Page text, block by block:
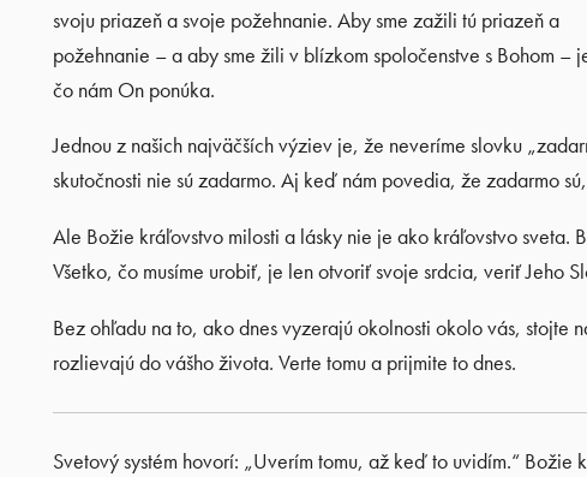
svoju priazeň a svoje požehnanie. Aby sme zažili tú priazeň a
požehnanie – a aby sme žili v blízkom spoločenstve s Bohom
čo nám On ponúka.
Jednou z našich najväčších výziev je, že neveríme slovku
skutočnosti nie sú zadarmo. Aj keď nám povedia, že zadarmo
Ale Božie kráľovstvo milosti a lásky nie je ako kráľovstvo sveta.
Všetko, čo musíme urobiť, je len otvoriť svoje srdcia, veriť Jeho
Bez ohľadu na to, ako dnes vyzerajú okolnosti okolo vás, stojte
rozlievajú do vášho života. Verte tomu a prijmite to dnes.
Svetový systém hovorí: „Uverím tomu, až keď to uvidím.“ Božie